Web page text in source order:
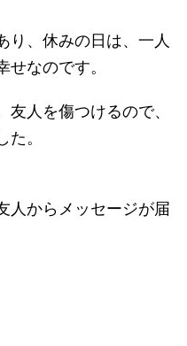
り、休みの日は、一人
なのです。
人を傷つけるので、
。
人からメッセージが届